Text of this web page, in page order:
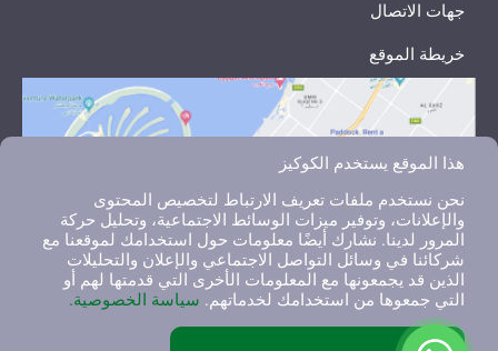
جهات الاتصال
خريطة الموقع
Englishالعربية
هذا الموقع يستخدم الكوكيز
نحن نستخدم ملفات تعريف الارتباط لتخصيص المحتوى
والإعلانات، وتوفير ميزات الوسائط الاجتماعية، وتحليل حركة
المرور لدينا. نشارك أيضًا معلومات حول استخدامك لموقعنا مع
شركائنا في وسائل التواصل الاجتماعي والإعلان والتحليلات
الذين قد يجمعونها مع المعلومات الأخرى التي قدمتها لهم أو
التي جمعوها من استخدامك لخدماتهم. سياسة الخصوصية.